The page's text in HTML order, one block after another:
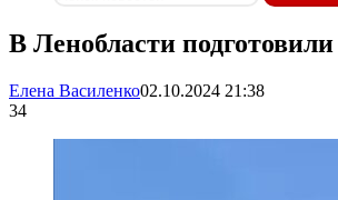
В Ленобласти
Елена Василенко02.10.2024 21:38
34